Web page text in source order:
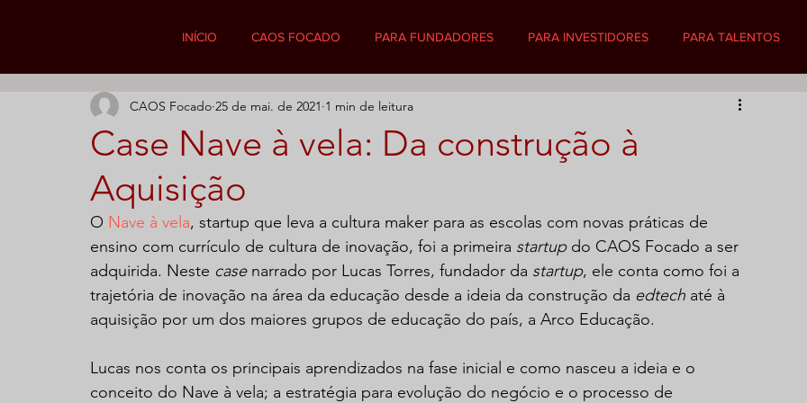
INÍCIO CAOS FOCADO PARA FUNDADORES PARA INVESTIDORES PARA TALENTOS
Case Nave à vela: Da construção à
Aquisição
CAOS Focado 25 de mai. de 2021 1 min de leitura
O Nave à vela, startup que leva a cultura maker para as escolas com novas práticas de
ensino com currículo de cultura de inovação, foi a primeira startup do CAOS Focado a ser
adquirida. Neste case narrado por Lucas Torres, fundador da startup, ele conta como foi a
trajetória de inovação na área da educação desde a ideia da construção da edtech até à
aquisição por um dos maiores grupos de educação do país, a Arco Educação.
Lucas nos conta os principais aprendizados na fase inicial e como nasceu a ideia e o
conceito do Nave à vela; a estratégia para evolução do negócio e o processo de